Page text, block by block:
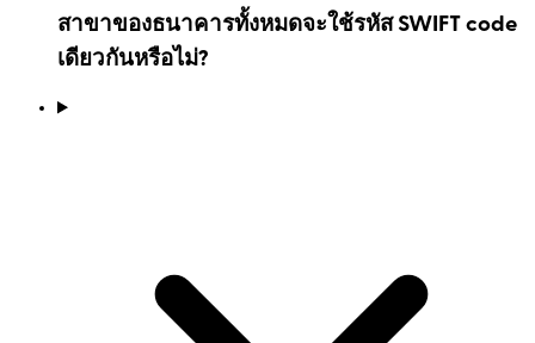
สาขาของธนาคารทั้งหมดจะใช้รหัส SWIFT code
เดียวกันหรือไม่?